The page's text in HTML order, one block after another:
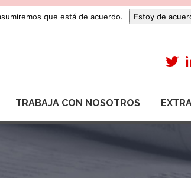
TRABAJA CON NOSOTROS
que está de acuerdo. Estoy de